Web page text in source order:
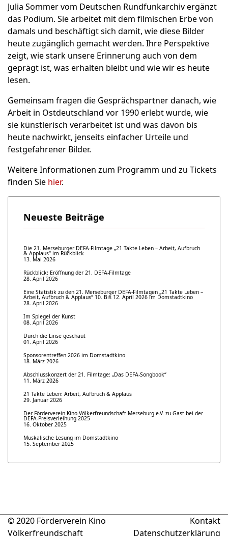
Julia Sommer vom Deutschen Rundfunkarchiv ergänzt
das Podium. Sie arbeitet mit dem filmischen Erbe von
damals und beschäftigt sich damit, wie diese Bilder
heute zugänglich gemacht werden. Ihre Perspektive
zeigt, wie stark unsere Erinnerung auch von dem
geprägt ist, was erhalten bleibt und wie wir es heute
lesen.
Gemeinsam fragen die Gesprächspartner danach, wie
Arbeit in Ostdeutschland vor 1990 erlebt wurde, wie
sie künstlerisch verarbeitet ist und was davon bis
heute nachwirkt, jenseits einfacher Urteile und
festgefahrener Bilder.
Weitere Informationen zum Programm und zu Tickets
finden Sie hier.
Neueste Beiträge
Die 21. Merseburger DEFA-Filmtage „21 Takte Leben – Arbeit, Aufbruch
& Applaus“ im Rückblick
13. Mai 2026
Rückblick: Eröffnung der 21. DEFA-Filmtage
28. April 2026
Eine Statistik zu den 21. Merseburger DEFA-Filmtagen „21 Takte Leben –
Arbeit, Aufbruch & Applaus“ 10. Bis 12. April 2026 im Domstadtkino
28. April 2026
Im Spiegel der Kunst
08. April 2026
Durch die Linse geschaut
01. April 2026
Sponsorentreffen 2026 im Domstadtkino
18. März 2026
Abschlusskonzert der 21. Filmtage: „Das DEFA-Songbook“
11. März 2026
21 Takte Leben: Arbeit, Aufbruch & Applaus
29. Januar 2026
Der Förderverein Kino Völkerfreundschaft Merseburg e.V. zu Gast bei der
DEFA-Preisverleihung 2025
16. Oktober 2025
Muskalische Lesung im Domstadtkino
15. September 2025
© 2020 Förderverein Kino
Völkerfreundschaft
Kontakt
Datenschutzerklärung